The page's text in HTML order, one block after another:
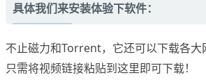
具体我们来安装体验下软件：
不止磁力和Torrent，它还可以下载各大
只需将视频链接粘贴到这里即可下载！